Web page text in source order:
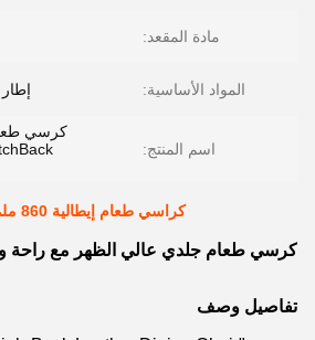
مادة المقعد:
المواد الأساسية:
اسم المنتج:
كرسي
كراسي طعام إيطالية 860 ملم ارتفاع الجلد عالية الظهر
كرسي طعام جلدي عالي الظهر مع راحة
تفاصيل وصف